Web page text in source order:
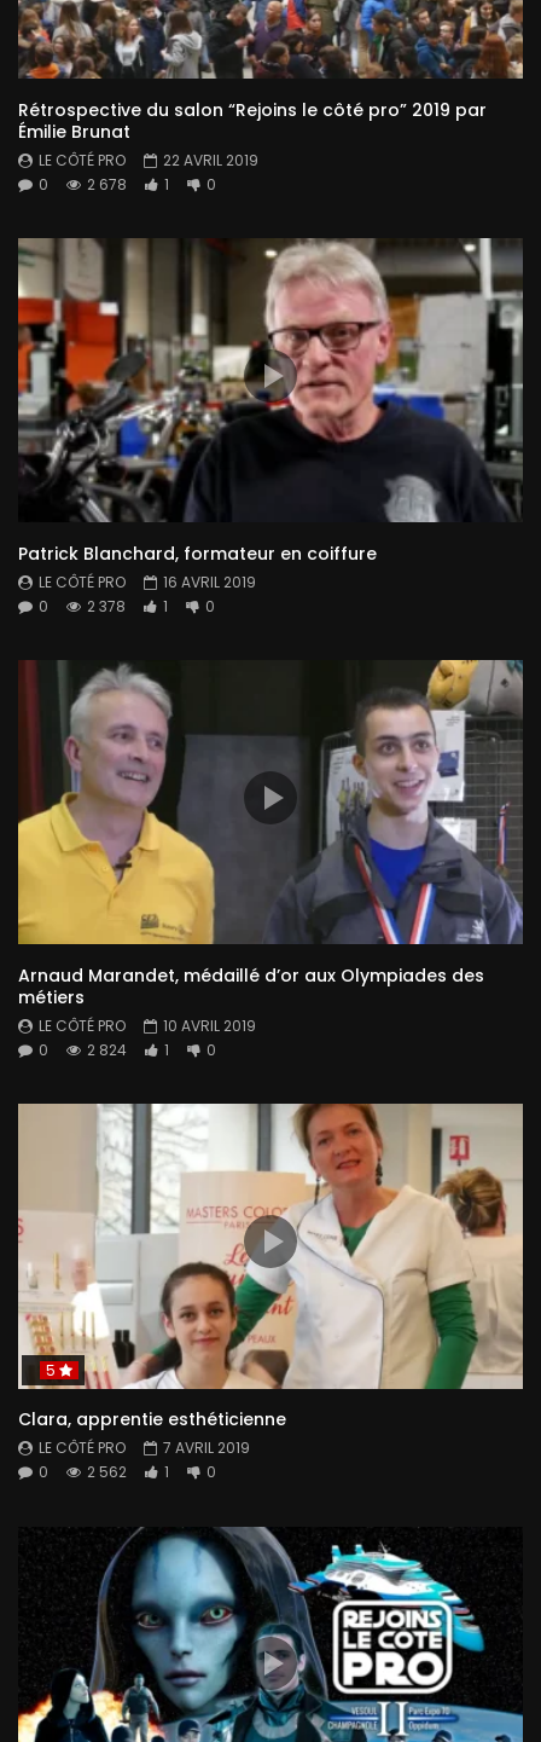
Rétrospective du salon “Rejoins le côté pro” 2019 par
Émilie Brunat
LE CÔTÉ PRO
22 AVRIL 2019
0
2 678 1 0
Patrick Blanchard, formateur en coiffure
LE CÔTÉ PRO
16 AVRIL 2019
0
2 378 1 0
Arnaud Marandet, médaillé d’or aux Olympiades des
métiers
LE CÔTÉ PRO
10 AVRIL 2019
0
2 824 1 0
5
Clara, apprentie esthéticienne
LE CÔTÉ PRO
7 AVRIL 2019
0
2 562 1 0